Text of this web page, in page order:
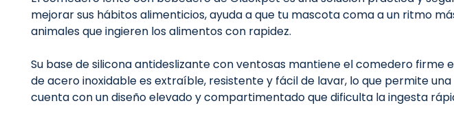
mejorar sus hábitos alimenticios, ayuda a que tu mascota coma a un ritmo
animales que ingieren los alimentos con rapidez.
Su base de silicona antideslizante con ventosas mantiene el comedero
de acero inoxidable es extraíble, resistente y fácil de lavar, lo que permite
cuenta con un diseño elevado y compartimentado que dificulta la ingesta